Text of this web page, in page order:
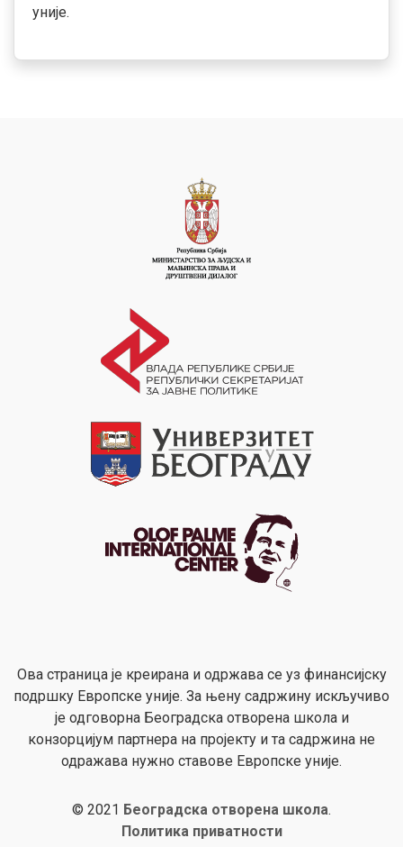
уније.
Ова страница је креирана и одржава се уз финансијску
подршку Европске уније. За њену садржину искључиво
је одговорна Београдска отворена школа и
конзорцијум партнера на пројекту и та садржина не
одражава нужно ставове Европске уније.
© 2021 Београдска отворена школа.
Политика приватности